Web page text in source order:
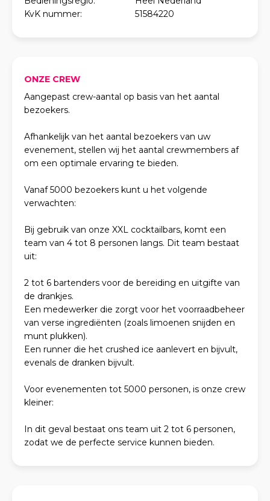
KvK nummer:
51584220
ONZE CREW
Aangepast crew-aantal op basis van het aantal
bezoekers.
Afhankelijk van het aantal bezoekers van uw
evenement, stellen wij het aantal crewmembers af
om een optimale ervaring te bieden.
Vanaf 5000 bezoekers kunt u het volgende
verwachten:
Bij gebruik van onze XXL cocktailbars, komt een
team van 4 tot 8 personen langs. Dit team bestaat
uit:
2 tot 6 bartenders voor de bereiding en uitgifte van
de drankjes.
Een medewerker die zorgt voor het voorraadbeheer
van verse ingrediënten (zoals limoenen snijden en
munt plukken).
Een runner die het crushed ice aanlevert en bijvult,
evenals de dranken bijvult.
Voor evenementen tot 5000 personen, is onze crew
kleiner:
In dit geval bestaat ons team uit 2 tot 6 personen,
zodat we de perfecte service kunnen bieden.